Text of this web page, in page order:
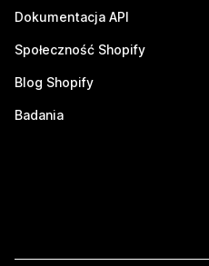
Dokumentacja API
Społeczność Shopify
Blog Shopify
Badania